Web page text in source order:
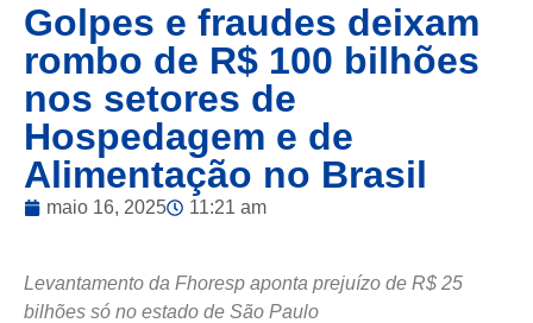
Golpes e fraudes deixam
rombo de R$ 100 bilhões
nos setores de
Hospedagem e de
Alimentação no Brasil
maio 16, 2025 11:21 am
Levantamento da Fhoresp aponta prejuízo de R$ 25
bilhões só no estado de São Paulo